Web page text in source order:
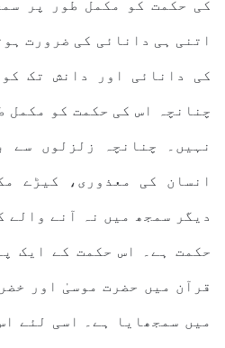
کی حکمت کو مکمل طور پر
اتنی ہی دانائی کی ضرورت
کی دانائی اور دانش تک
چنانچہ اس کی حکمت کو مکمل
نہیں۔ چنانچہ زلزلوں سے
انسان کی معذوری، کیڑے
دیگر سمجھ میں نہ آنے والے
حکمت ہے۔ اس حکمت کے ایک
قرآن میں حضرت موسیٰ اور
میں سمجھایا ہے۔ اسی لئے